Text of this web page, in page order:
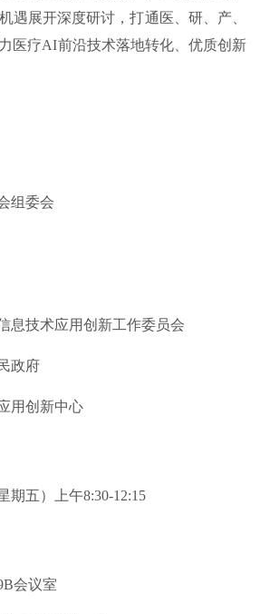
遇展开深度研讨，打通医、研、产、
医疗AI前沿技术落地转化、优质创新
组委会
息技术应用创新工作委员会
政府
用创新中心
期五）上午8:30-12:15
会议室